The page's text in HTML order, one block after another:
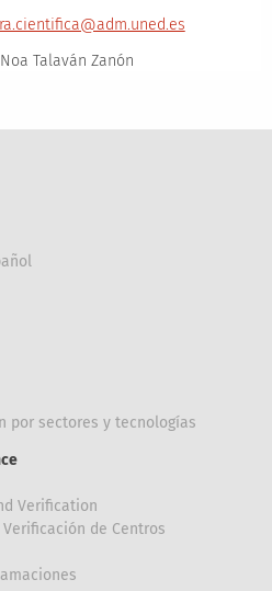
Noa Talaván Zanón
por sectores y tecnologías
Verification
de Centros